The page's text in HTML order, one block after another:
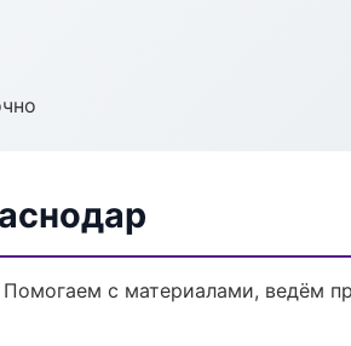
с материалами, ведём